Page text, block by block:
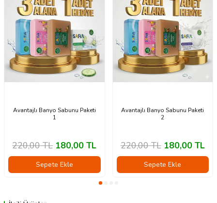
Avantajlı Banyo Sabunu Paketi
1
220,00TL 180,00 TL
Sepete Ekle
Avantajlı Banyo Sabunu Paketi
2
220,00TL 180,00TL
Sepete Ekle